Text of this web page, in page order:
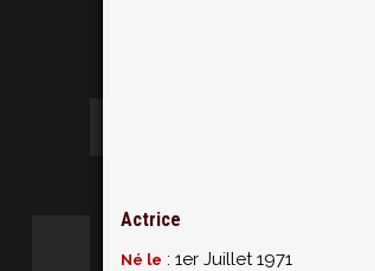
Actrice
Né le : 1er Juillet 1971